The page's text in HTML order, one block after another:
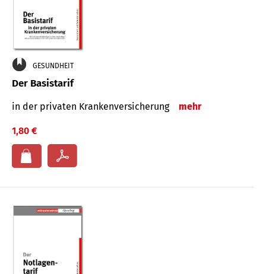
GESUNDHEIT
Der Basistarif
in der privaten Kran­ken­ver­siche­rung mehr
1,80 €